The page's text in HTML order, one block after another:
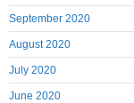
September 2020
August 2020
July 2020
June 2020